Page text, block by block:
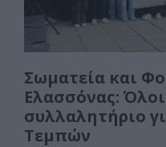
Σωματεία και
Ελασσόνας:
συλλαλητήριο
Τεμπών